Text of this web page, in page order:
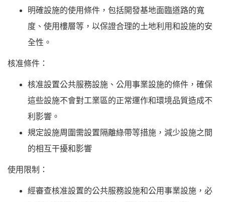
明確設施的使用條件，包括開發基地面臨道路的寬
度、使用樓層等，以保證合理的土地利用和設施的安
全性。
核准條件：
核准設置公共服務設施、公用事業設施的條件，確保
這些設施不會對工業區的正常運作和環境品質造成不
利影響。
規定設施周圍需設置隔離綠帶等措施，減少設施之間
的相互干擾和影響
使用限制：
經審查核准設置的公共服務設施和公用事業設施，必